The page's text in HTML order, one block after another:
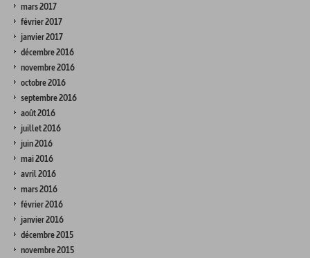
mars 2017
février 2017
janvier 2017
décembre 2016
novembre 2016
octobre 2016
septembre 2016
août 2016
juillet 2016
juin 2016
mai 2016
avril 2016
mars 2016
février 2016
janvier 2016
décembre 2015
novembre 2015